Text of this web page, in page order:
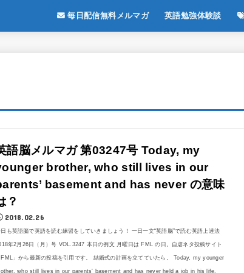
毎日配信無料メルマガ 英語勉強体験談
語脳メルマガ 第03247号 Today, my
brother, who still lives in our
basement and has never の意味
？
2018.02.26
も英語脳で英語を読む練習をしていきましょう！ 一日一文“英語脳”で読む英語上達法
年2月26日（月）号 VOL.3247 本日の例文 月曜日は FML の日。自虐ネタ投稿サイト
FML」から最新の投稿を引用です。 結婚式の計画を立てていたら。 Today, my younger
who still lives in our parents' basement and has never held a job in his life,